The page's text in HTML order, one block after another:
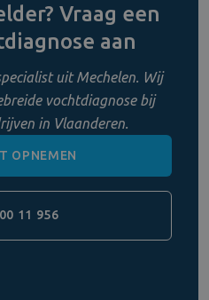
Vraag een
aan
uit Mechelen. Wij
vochtdiagnose bij
in Vlaanderen.
OPNEMEN
11 956